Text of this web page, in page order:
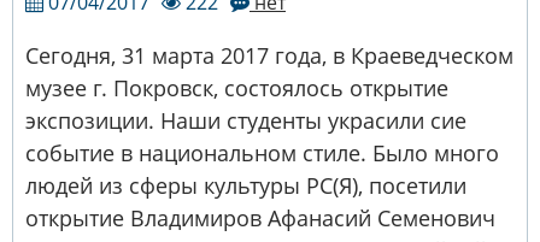
Сегодня, 31 марта 2017 года, в Краеведческом
музее г. Покровск, состоялось открытие
экспозиции. Наши студенты украсили сие
событие в национальном стиле. Было много
людей из сферы культуры РС(Я), посетили
открытие Владимиров Афанасий Семенович